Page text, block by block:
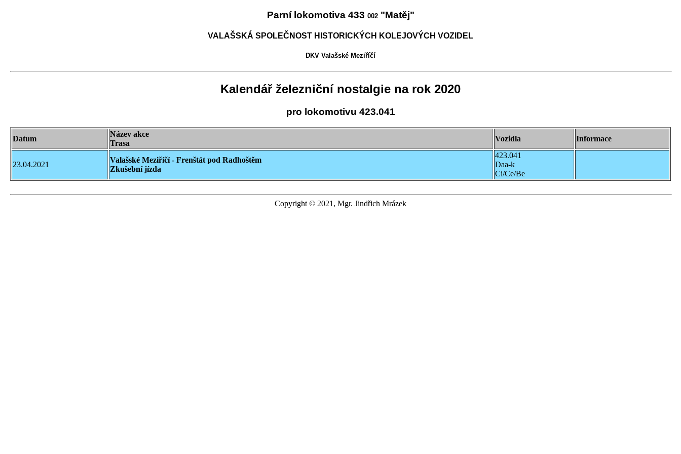
Parní lokomotiva 433 002"Matěj"
VALAŠSKÁ SPOLEČNOST HISTORICKÝCH KOLEJOVÝCH VOZIDEL
DKV Valašské Meziříčí
Kalendář železniční nostalgie na rok 2020
pro lokomotivu 423.041
Datum
Název akce
Trasa
Vozidla Informace
23.04.2021
Valašské Meziříčí - Frenštát pod Radhoštěm
Zkušební jízda
423.041
Daa-k
Ci/Ce/Be
Copyright © 2021, Mgr. Jindřich Mrázek